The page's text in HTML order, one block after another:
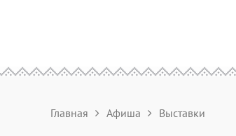
Главная Афиша Выставки